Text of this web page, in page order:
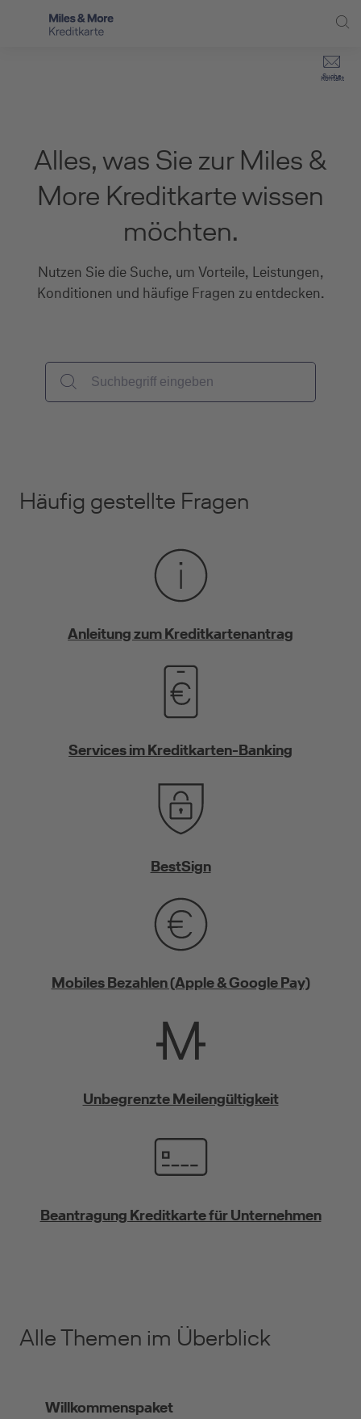
Direkt zum Hauptinhalt (Enter drücken)
Kontakt
Suche
Schritt für Schritt zur neuen Karte
Kreditkarte empfehlen
Kreditkarte beantragen
Alles, was Sie zur Miles &
More Kreditkarte wissen
möchten.
Nutzen Sie die Suche, um Vorteile, Leistungen,
Konditionen und häufige Fragen zu entdecken.
Häufig gestellte Fragen
Anleitung zum Kreditkartenantrag
Services im Kreditkarten-Banking
BestSign
Mobiles Bezahlen (Apple & Google Pay)
Unbegrenzte Meilengültigkeit
Beantragung Kreditkarte für Unternehmen
Alle Themen im Überblick
Willkommenspaket